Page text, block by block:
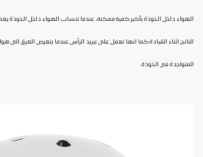
الهواء داخل الخوذة بأكبر كمية ممكنة، عندما تنساب الهواء داخل الخوذة
الناتج اثناء القيادة كما انها تعمل على تبريد الرأس عندما يتعرض العرق الى
المتواجدة في الخوذة.